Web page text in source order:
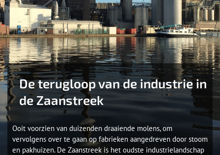
De terugloop van de industrie in
de Zaanstreek
Ooit voorzien van duizenden draaiende molens, om
vervolgens over te gaan op fabrieken aangedreven door stoom
en pakhuizen. De Zaanstreek is het oudste industrielandschap